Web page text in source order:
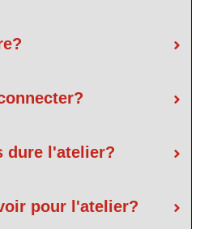
dure l'atelier?
pour l'atelier?